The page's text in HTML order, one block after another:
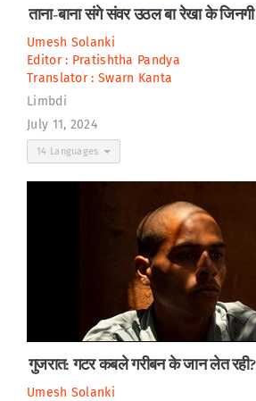
ताना-बाना संगे संवर उठल बा रेखा के जिनगी
Umesh Solanki
Editor : Pratishtha Pandya
Translator : Swarn Kanta
Limbdi
July 11, 2024
14 Languages
गुजरात: गटर कबले गरीबन के जान लेत रही?
Umesh Solanki